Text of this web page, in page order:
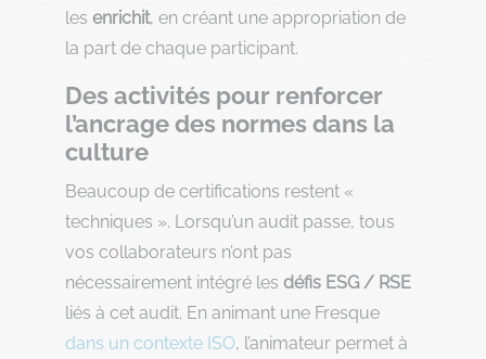
les enrichit, en créant une appropriation de
la part de chaque participant.
Des activités pour renforcer
l’ancrage des normes dans la
culture
Beaucoup de certifications restent «
techniques ». Lorsqu’un audit passe, tous
vos collaborateurs n’ont pas
nécessairement intégré les défis ESG / RSE
liés à cet audit. En animant une Fresque
dans un contexte ISO, l’animateur permet à